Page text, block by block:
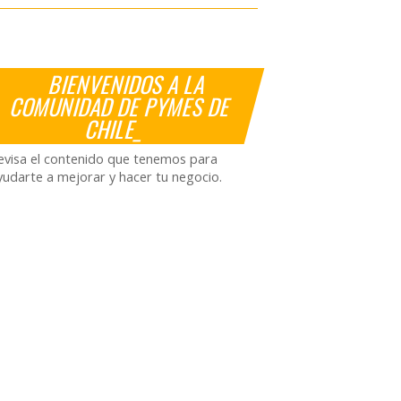
BIENVENIDOS A LA
COMUNIDAD DE PYMES DE
CHILE_
el contenido que tenemos para
a mejorar y hacer tu negocio.